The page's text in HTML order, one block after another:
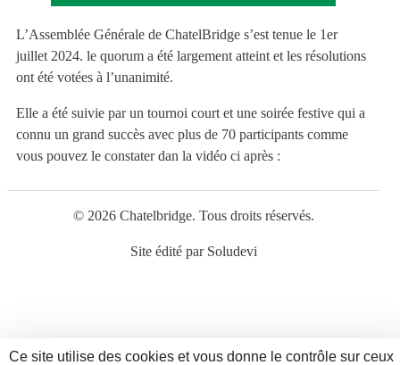
L’Assemblée Générale de ChatelBridge s’est tenue le 1er
juillet 2024. le quorum a été largement atteint et les résolutions
ont été votées à l’unanimité.
Elle a été suivie par un tournoi court et une soirée festive qui a
connu un grand succès avec plus de 70 participants comme
vous pouvez le constater dan la vidéo ci après :
© 2026 Chatelbridge. Tous droits réservés.
Site édité par Soludevi
Ce site utilise des cookies et vous donne le contrôle sur ceux